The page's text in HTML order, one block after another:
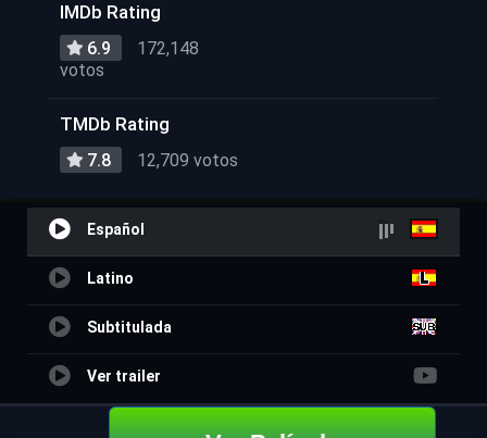
IMDb Rating
6.9
172,148
votos
TMDb Rating
7.8 12,709 votos
Español
Latino
Subtitulada
Ver trailer